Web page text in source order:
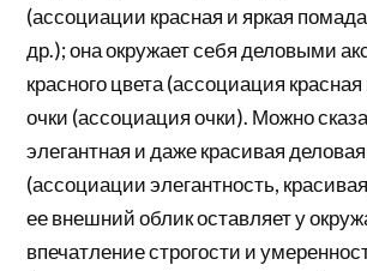
(ассоциации красная и яркая
др.); она окружает себя деловыми
красного цвета (ассоциация
очки (ассоциация очки). Можно
элегантная и даже красивая
(ассоциации элегантность,
ее внешний облик оставляет у
впечатление строгости и